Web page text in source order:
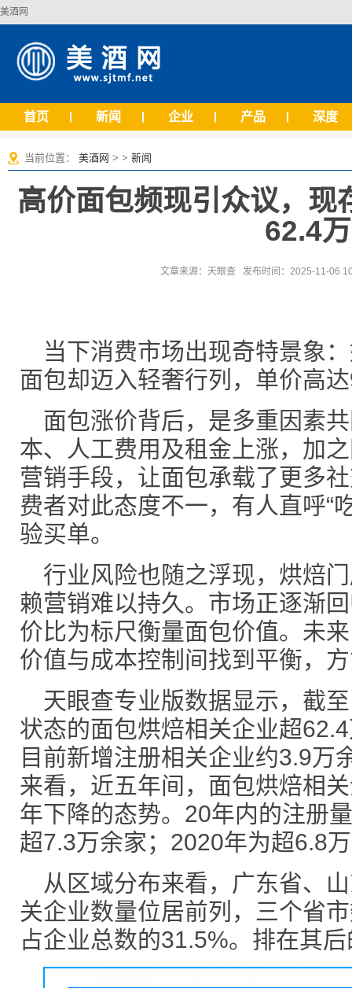
美酒网
首页 新闻 企业 产品 深度
当前位置： 美酒网 > > 新闻
高价面包频现引众议，现
62.4
文章来源：天眼查 发布时间：2025-11-06
当下消费市场出现奇特景象
面包却迈入轻奢行列，单价高
面包涨价背后，是多重因素
本、人工费用及租金上涨，加
营销手段，让面包承载了更多
费者对此态度不一，有人直呼“
验买单。
行业风险也随之浮现，烘焙
赖营销难以持久。市场正逐渐
价比为标尺衡量面包价值。未
价值与成本控制间找到平衡，
天眼查专业版数据显示，截
状态的面包烘焙相关企业超
目前新增注册相关企业约3.9万
来看，近五年间，面包烘焙相
年下降的态势。20年内的注册
超7.3万余家；2020年为超6.8
从区域分布来看，广东省、
关企业数量位居前列，三个省
占企业总数的31.5%。排在其